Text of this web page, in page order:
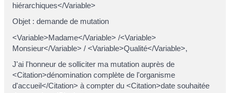
hiérarchiques</Variable>
Objet : demande de mutation
<Variable>Madame</Variable> /<Variable>
Monsieur</Variable> / <Variable>Qualité</Variable>,
J'ai l'honneur de solliciter ma mutation auprès de
<Citation>dénomination complète de l'organisme
d'accueil</Citation> à compter du <Citation>date souhaitée